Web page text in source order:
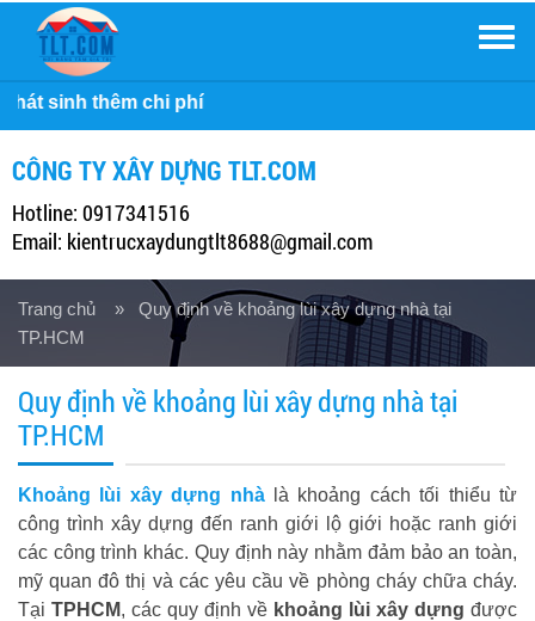
CÔNG TY XÂY DỰNG TLT.COM
Hotline: 0917341516
Email: kientrucxaydungtlt8688@gmail.com
Trang chủ » Quy định về khoảng lùi xây dựng nhà tại
TP.HCM
Quy định về khoảng lùi xây dựng nhà tại
TP.HCM
Khoảng lùi xây dựng nhàlà khoảng cách tối thiểu từ
công trình xây dựng đến ranh giới lộ giới hoặc ranh giới
các công trình khác. Quy định này nhằm đảm bảo an toàn,
mỹ quan đô thị và các yêu cầu về phòng cháy chữa cháy.
Tại TPHCM, các quy định về khoảng lùi xây dựng được